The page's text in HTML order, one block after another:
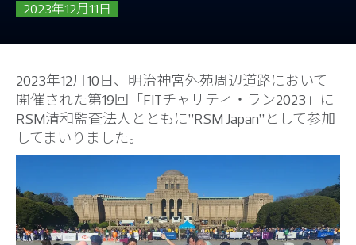
2023年12月11日
2023年12月10日、明治神宮外苑周辺道路において
開催された第19回「FITチャリティ・ラン2023」に
RSM清和監査法人とともに”RSM Japan”として参加
してまいりました。